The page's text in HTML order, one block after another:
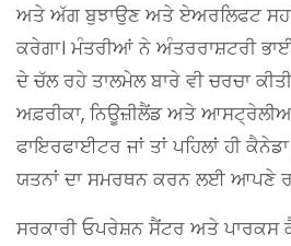
ਅਤੇ ਅੱਗ ਬੁਝਾਉਣ ਅਤੇ ਏਅਰਲਿਫਟ
ਕਰੇਗਾ। ਮੰਤਰੀਆਂ ਨੇ ਅੰਤਰਰਾਸ਼ਟਰੀ
ਦੇ ਚੱਲ ਰਹੇ ਤਾਲਮੇਲ ਬਾਰੇ ਵੀ ਚਰਚਾ
ਅਫ਼ਰੀਕਾ, ਨਿਊਜ਼ੀਲੈਂਡ ਅਤੇ
ਫਾਇਰਫਾਈਟਰ ਜਾਂ ਤਾਂ ਪਹਿਲਾਂ ਹੀ
ਯਤਨਾਂ ਦਾ ਸਮਰਥਨ ਕਰਨ ਲਈ ਆਪਣੇ
ਸਰਕਾਰੀ ਓਪਰੇਸ਼ਨ ਸੈਂਟਰ ਅਤੇ ਪਾਰਕਸ